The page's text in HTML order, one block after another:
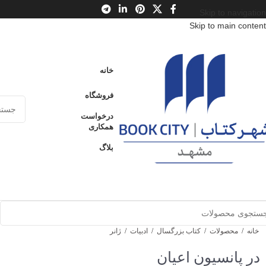
Skip to main content
خانه
فروشگاه
درخواست
همکاری
بلاگ
خانه / محصولات / کتاب بزرگسال / ادبیات / ژانر
در پانسیون اعیان